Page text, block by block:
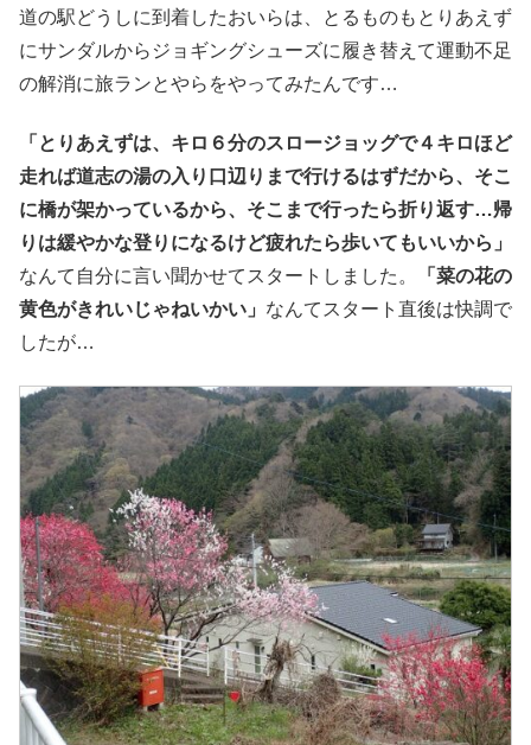
道の駅どうしに到着したおいらは、とるものもとりあえず
にサンダルからジョギングシューズに履き替えて運動不足
の解消に旅ランとやらをやってみたんです…
「とりあえずは、キロ６分のスロージョッグで４キロほど
走れば道志の湯の入り口辺りまで行けるはずだから、そこ
に橋が架かっているから、そこまで行ったら折り返す…帰
りは緩やかな登りになるけど疲れたら歩いてもいいから」
なんて自分に言い聞かせてスタートしました。
「菜の花の
黄色がきれいじゃねいかい」 なんてスタート直後は快調で
したが…